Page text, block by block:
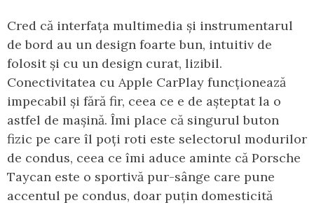
Cred că interfața multimedia și instrumentarul
de bord au un design foarte bun, intuitiv de
folosit și cu un design curat, lizibil.
Conectivitatea cu Apple CarPlay funcționează
impecabil și fără fir, ceea ce e de așteptat la o
astfel de mașină. Îmi place că singurul buton
fizic pe care îl poți roti este selectorul modurilor
de condus, ceea ce îmi aduce aminte că Porsche
Taycan este o sportivă pur-sânge care pune
accentul pe condus, doar puțin domesticită